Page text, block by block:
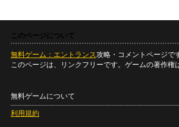
このページについて
無料ゲーム：エントランス攻略・コメントページで
このページは、リンクフリーです。ゲームの著作権
無料ゲームについて
利用規約